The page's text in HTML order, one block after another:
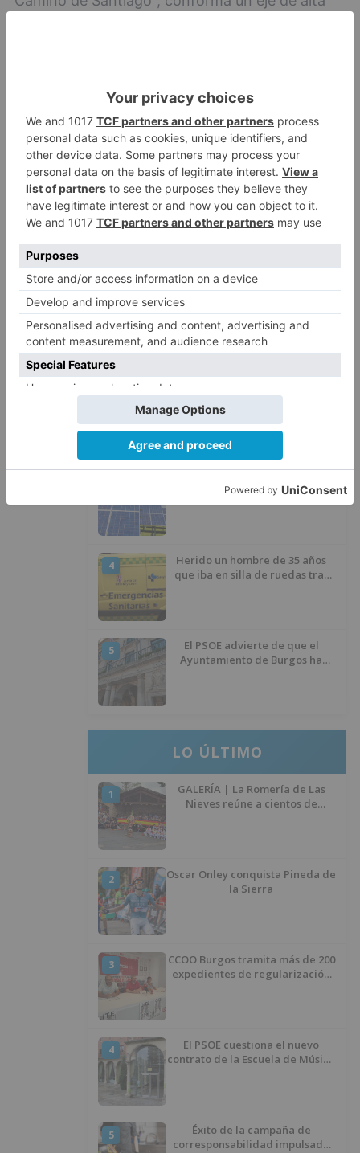
Logroño hacia Pamplona a través de la autovía
foral Navarra A-12.
Burgos ministerio transportes licita
millones
proyecto
nuevo tramo a-
LO + VISTO
1
Matthew Brennan conquista el
Castillo y se viste de líder en el
estreno de la Vuelta a Burgos
2
calcina el tobogán del parque
infantil del Barrio del Pilar de
Burgos
Seis proyectos de Burgos
recibirán 7,5 millones de euros
para impulsar plantas solares
4
Herido un hombre de 35 años
que iba en silla de ruedas tras
5
El PSOE advierte de que el
Ayuntamiento de Burgos ha
LO ÚLTIMO
1
GALERÍA | La Romería de Las
Nieves reúne a cientos de
2
Oscar Onley conquista Pineda de
la Sierra
3
CCOO Burgos tramita más de 200
expedientes de regularización
4
El PSOE cuestiona el nuevo
contrato de la Escuela de Música
5
Éxito de la campaña de
corresponsabilidad impulsada